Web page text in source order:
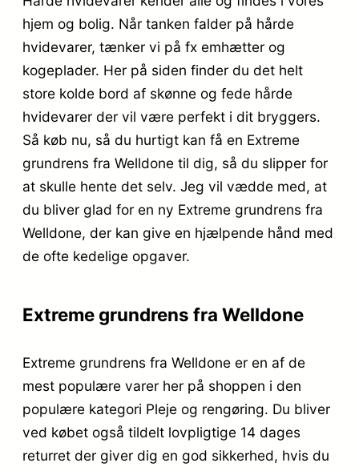
hjem og bolig. Når tanken falder på hårde
hvidevarer, tænker vi på fx emhætter og
kogeplader. Her på siden finder du det helt
store kolde bord af skønne og fede hårde
hvidevarer der vil være perfekt i dit bryggers.
Så køb nu, så du hurtigt kan få en Extreme
grundrens fra Welldone til dig, så du slipper for
at skulle hente det selv. Jeg vil vædde med, at
du bliver glad for en ny Extreme grundrens fra
Welldone, der kan give en hjælpende hånd med
de ofte kedelige opgaver.
Extreme grundrens fra Welldone
Extreme grundrens fra Welldone er en af de
mest populære varer her på shoppen i den
populære kategori Pleje og rengøring. Du bliver
ved købet også tildelt lovpligtige 14 dages
returret der giver dig en god sikkerhed, hvis du